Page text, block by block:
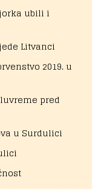
ubili i
Litvanci
2019. u
pred
u Surdulici